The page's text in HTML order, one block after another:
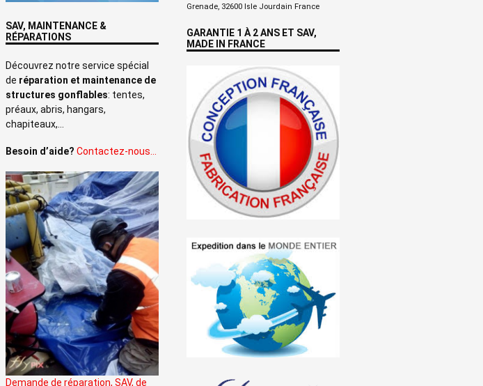
SAV, MAINTENANCE &
RÉPARATIONS
Découvrez notre service spécial
de réparation et maintenance de
structures gonflables: tentes,
préaux, abris, hangars,
chapiteaux,…
Besoin d’aide? Contactez-nous…
Demande de réparation, SAV, de
Grenade, 32600 Isle Jourdain France
GARANTIE 1 À 2 ANS ET SAV,
MADE IN FRANCE